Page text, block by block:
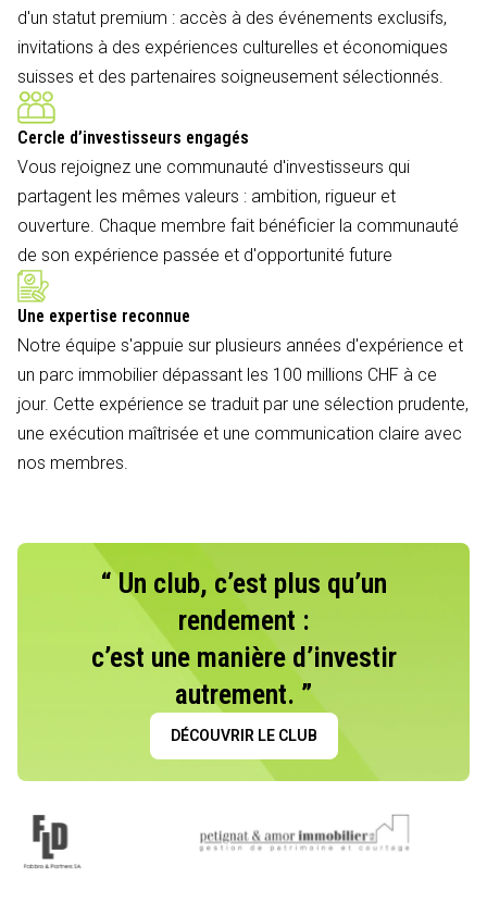
d'un statut premium : accès à des événements exclusifs,
invitations à des expériences culturelles et économiques
suisses et des partenaires soigneusement sélectionnés.
Cercle d’investisseurs engagés
Vous rejoignez une communauté d'investisseurs qui
partagent les mêmes valeurs : ambition, rigueur et
ouverture. Chaque membre fait bénéficier la communauté
de son expérience passée et d'opportunité future
Une expertise reconnue
Notre équipe s'appuie sur plusieurs années d'expérience et
un parc immobilier dépassant les 100 millions CHF à ce
jour. Cette expérience se traduit par une sélection prudente,
une exécution maîtrisée et une communication claire avec
nos membres.
“ Un club, c’est plus qu’un
rendement :
c’est une manière d’investir
autrement. ”
DÉCOUVRIR LE CLUB